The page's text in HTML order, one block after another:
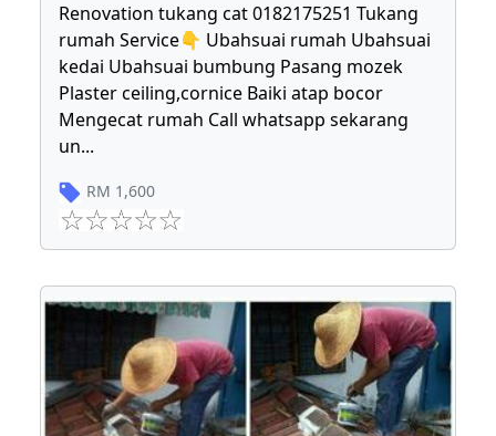
Renovation tukang cat 0182175251 Tukang
rumah Service👇 Ubahsuai rumah Ubahsuai
kedai Ubahsuai bumbung Pasang mozek
Plaster ceiling,cornice Baiki atap bocor
Mengecat rumah Call whatsapp sekarang
un...
RM 1,600